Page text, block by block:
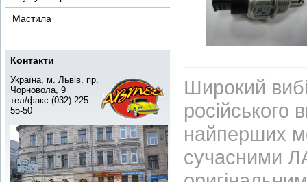
Мастила
Контакти
Україна, м. Львів, пр.
Чорновола, 9
тел/факс (032) 225-
55-50
Широкий
найперших
сучасними